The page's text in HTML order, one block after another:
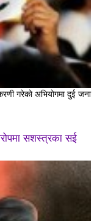
गरेको अभियोगमा दुई जना
सशस्त्रका सई